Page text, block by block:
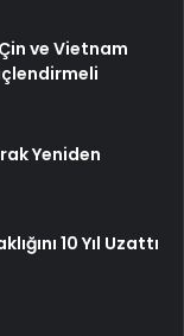
ve Vietnam
Yeniden
10 Yıl Uzattı